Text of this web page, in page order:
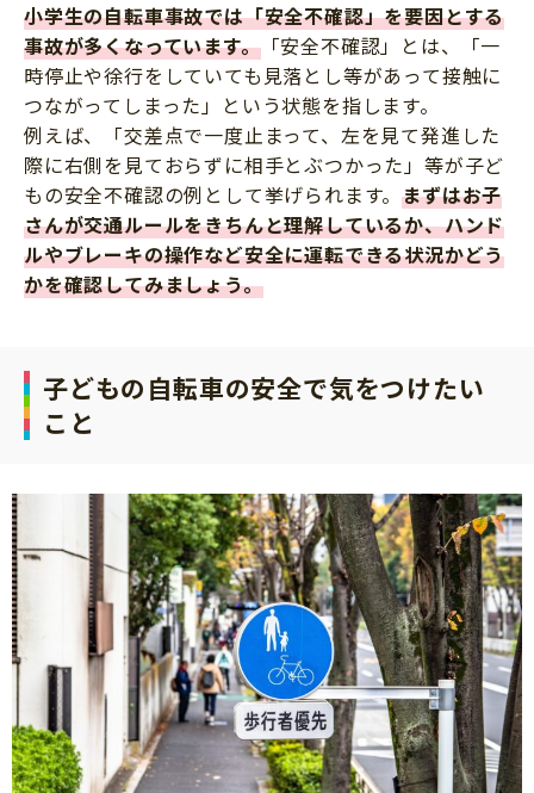
小学生の自転車事故では「安全不確認」を要因とする
事故が多くなっています。「安全不確認」とは、「一
時停止や徐行をしていても見落とし等があって接触に
つながってしまった」という状態を指します。
例えば、「交差点で一度止まって、左を見て発進した
際に右側を見ておらずに相手とぶつかった」等が子ど
もの安全不確認の例として挙げられます。まずはお子
さんが交通ルールをきちんと理解しているか、ハンド
ルやブレーキの操作など安全に運転できる状況かどう
かを確認してみましょう。
子どもの自転車の安全で気をつけたい
こと